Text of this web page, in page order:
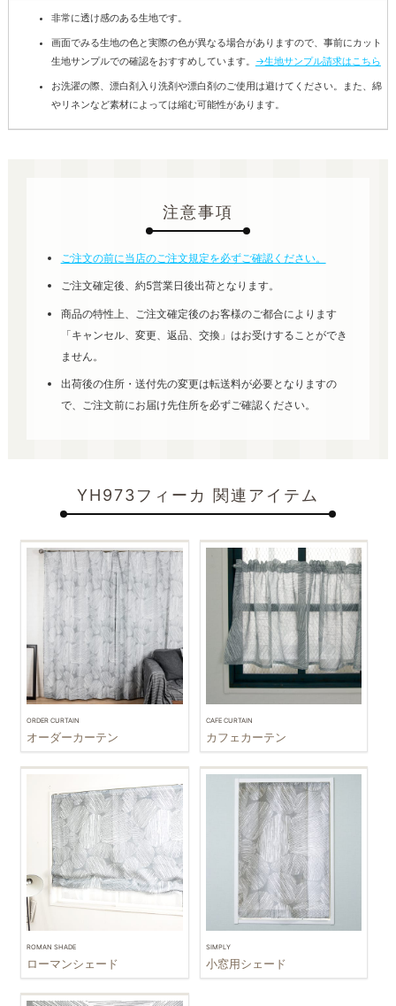
非常に透け感のある生地です。
画面でみる生地の色と実際の色が異なる場合がありますので、事前にカット
生地サンプルでの確認をおすすめしています。 →生地サンプル請求はこちら
お洗濯の際、漂白剤入り洗剤や漂白剤のご使用は避けてください。また、綿
やリネンなど素材によっては縮む可能性があります。
注意事項
ご注文の前に当店のご注文規定を必ずご確認ください。
ご注文確定後、約5営業日後出荷となります。
商品の特性上、ご注文確定後のお客様のご都合によります
「キャンセル、変更、返品、交換」はお受けすることができ
ません。
出荷後の住所・送付先の変更は転送料が必要となりますの
で、ご注文前にお届け先住所を必ずご確認ください。
YH973フィーカ 関連アイテム
ORDER CURTAIN
オーダーカーテン
CAFE CURTAIN
カフェカーテン
ROMAN SHADE
ローマンシェード
SIMPLY
小窓用シェード